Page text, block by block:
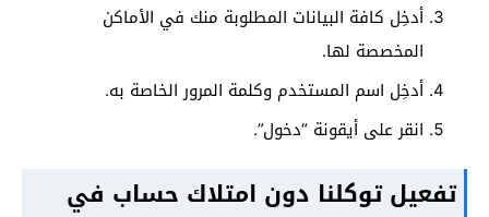
أدخِل كافة البيانات المطلوبة منك في الأماكن
المخصصة لها.
أدخِل اسم المستخدم وكلمة المرور الخاصة به.
انقر على أيقونة “دخول”.
تفعيل توكلنا دون امتلاك حساب في